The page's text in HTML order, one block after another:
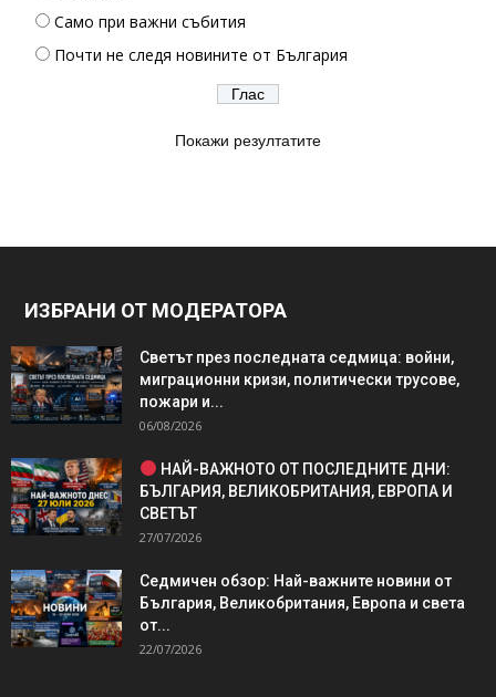
Само при важни събития
Почти не следя новините от България
Покажи резултатите
ИЗБРАНИ ОТ МОДЕРАТОРА
Светът през последната седмица: войни,
миграционни кризи, политически трусове,
пожари и...
06/08/2026
НАЙ-ВАЖНОТО ОТ ПОСЛЕДНИТЕ ДНИ:
БЪЛГАРИЯ, ВЕЛИКОБРИТАНИЯ, ЕВРОПА И
СВЕТЪТ
27/07/2026
Седмичен обзор: Най-важните новини от
България, Великобритания, Европа и света
от...
22/07/2026